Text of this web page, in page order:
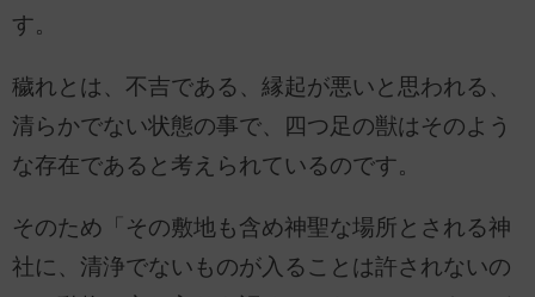
す。
穢れとは、不吉である、縁起が悪いと思われる、
清らかでない状態の事で、四つ足の獣はそのよう
な存在であると考えられているのです。
そのため「その敷地も含め神聖な場所とされる神
社に、清浄でないものが入ることは許されないの